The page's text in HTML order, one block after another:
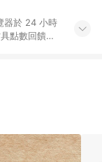
點數回饋資
Switch 遊戲片
級推薦書單 /